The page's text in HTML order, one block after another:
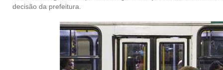
decisão da prefeitura.